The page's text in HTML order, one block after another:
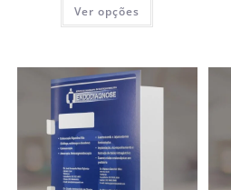
Ver opções